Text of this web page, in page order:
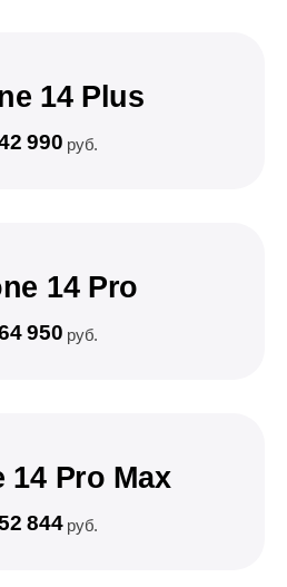
14 Plus
990 руб.
14 Pro
950 руб.
14 Pro Max
844руб.